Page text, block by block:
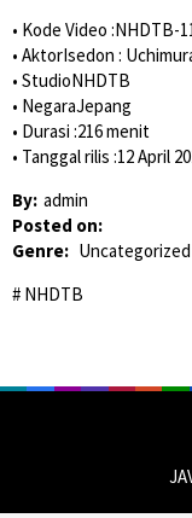
• Kode Video :NHDTB-
• AktorIsedon :
• StudioNHDTB
• NegaraJepang
• Durasi :216 menit
• Tanggal rilis :12 April
By: admin
Posted on:
Genre: Uncategorized
NHDTB